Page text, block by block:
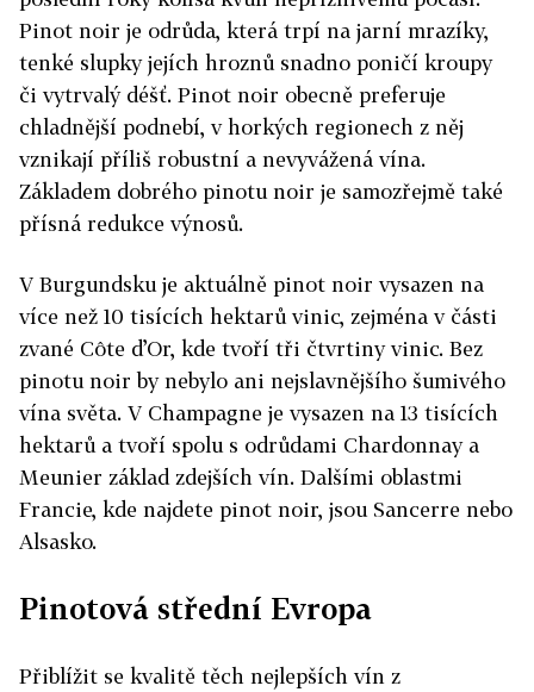
Pinot noir je odrůda, která trpí na jarní mrazíky,
tenké slupky jejích hroznů snadno poničí kroupy
či vytrvalý déšť. Pinot noir obecně preferuje
chladnější podnebí, v horkých regionech z něj
vznikají příliš robustní a nevyvážená vína.
Základem dobrého pinotu noir je samozřejmě také
přísná redukce výnosů.
V Burgundsku je aktuálně pinot noir vysazen na
více než 10 tisících hektarů vinic, zejména v části
zvané Côte d’Or, kde tvoří tři čtvrtiny vinic. Bez
pinotu noir by nebylo ani nejslavnějšího šumivého
vína světa. V Champagne je vysazen na 13 tisících
hektarů a tvoří spolu s odrůdami Chardonnay a
Meunier základ zdejších vín. Dalšími oblastmi
Francie, kde najdete pinot noir, jsou Sancerre nebo
Alsasko.
Pinotová střední Evropa
Přiblížit se kvalitě těch nejlepších vín z